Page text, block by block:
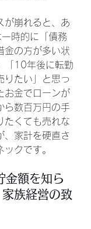
が崩れると、あ
時的に「債務
金の方が多い状
「10年後に転勤
りたい」と思っ
お金でローンが
ら数百万円の手
たくても売れな
家計を硬直さ
クです。
金額を知ら
族経営の致